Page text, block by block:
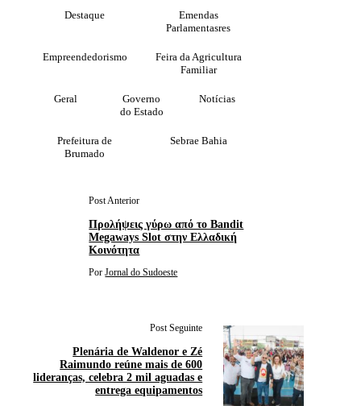
Destaque
Emendas
Parlamentasres
Empreendedorismo
Feira da Agricultura
Familiar
Geral
Governo
do Estado
Notícias
Prefeitura de
Brumado
Sebrae Bahia
Post Anterior
Προλήψεις γύρω από το Bandit
Megaways Slot στην Ελλαδική
Κοινότητα
PorJornal do Sudoeste
Post Seguinte
Plenária de Waldenor e Zé
Raimundo reúne mais de 600
lideranças, celebra 2 mil aguadas e
entrega equipamentos